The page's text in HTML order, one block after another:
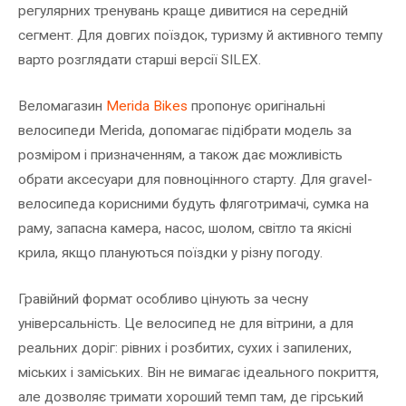
регулярних тренувань краще дивитися на середній
сегмент. Для довгих поїздок, туризму й активного темпу
варто розглядати старші версії SILEX.
Веломагазин Merida Bikes пропонує оригінальні
велосипеди Merida, допомагає підібрати модель за
розміром і призначенням, а також дає можливість
обрати аксесуари для повноцінного старту. Для gravel-
велосипеда корисними будуть фляготримачі, сумка на
раму, запасна камера, насос, шолом, світло та якісні
крила, якщо плануються поїздки у різну погоду.
Гравійний формат особливо цінують за чесну
універсальність. Це велосипед не для вітрини, а для
реальних доріг: рівних і розбитих, сухих і запилених,
міських і заміських. Він не вимагає ідеального покриття,
але дозволяє тримати хороший темп там, де гірський